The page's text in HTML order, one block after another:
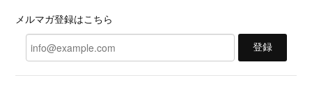
メルマガ登録はこちら
登録